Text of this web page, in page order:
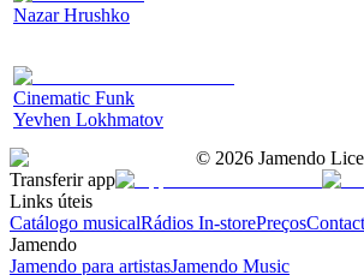
Nazar Hrushko
Cinematic Funk
Yevhen Lokhmatov
© 2026 Jamendo
Transferir app
Links úteis
Catálogo musicalRádios In-storePreços
Jamendo
Jamendo para artistasJamendo Music